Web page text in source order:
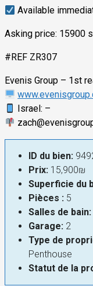
Available
Asking price: 15900
#REF ZR307
Evenis Group – 1st
Israel: –
ID du bien:
Prix: 15,900₪
Superficie du
Pièces : 5
Salles de bain:
Garage: 2
Type de
Penthouse
Statut de la